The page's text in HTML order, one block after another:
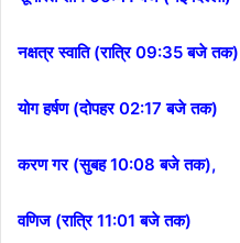
नक्षत्र स्वाति (रात्रि 09:35 बजे तक)
योग हर्षण (दोपहर 02:17 बजे तक)
करण गर (सुबह 10:08 बजे तक),
वणिज (रात्रि 11:01 बजे तक)